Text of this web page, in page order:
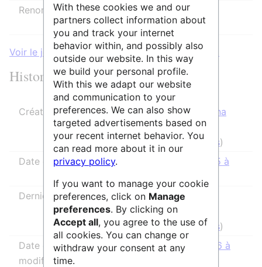
Renommer
Autoriser tous les utilisateurs
(infini)
Voir le journal des protections pour cette page.
Historique des modifications
Créateur de la page
Thomas Sanna
( discussion
contributions)
Date de création de la page
29 avril 2025 à
Dernier rédacteur
IsabelleCao
( discussion
contributions)
Date de la dernière
modification
31 mars 2026 à
With these cookies we and our
partners collect information about
you and track your internet
behavior within, and possibly also
outside our website. In this way
we build your personal profile.
With this we adapt our website
and communication to your
preferences. We can also show
targeted advertisements based on
your recent internet behavior. You
can read more about it in our
privacy policy.
If you want to manage your cookie
preferences, click on Manage
preferences. By clicking on
Accept all, you agree to the use of
all cookies. You can change or
withdraw your consent at any
time.